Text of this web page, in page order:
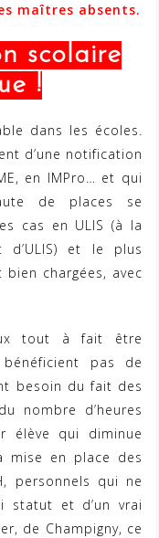
maîtres absents.
scolaire
!
dans les écoles.
d’une notification
en IMPro… et qui
de places se
cas en ULIS (à la
d’ULIS) et le plus
chargées, avec
tout à fait être
pas de
besoin du fait des
nombre d’heures
élève qui diminue
mise en place des
personnels qui ne
statut et d’un vrai
de Champigny, ce